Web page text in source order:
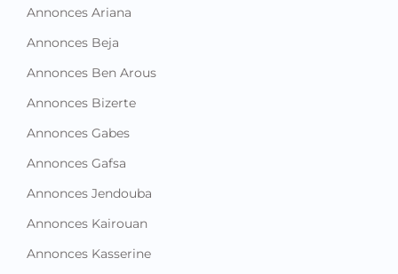
Annonces Ariana
Annonces Beja
Annonces Ben Arous
Annonces Bizerte
Annonces Gabes
Annonces Gafsa
Annonces Jendouba
Annonces Kairouan
Annonces Kasserine